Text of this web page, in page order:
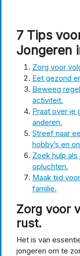
7 Tips
Jongeren
Zorg voor
Eet gezond
Beweeg
activiteit.
Praat over je
anderen.
Streef naar
hobby’s en
Zoek hulp
opluchten.
Maak tijd
familie.
Zorg voor
rust.
Het is van
jongeren om te